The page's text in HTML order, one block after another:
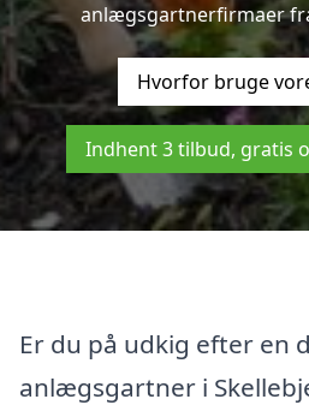
anlægsgartnerfirmaer
Hvorfor bruge
Indhent 3 tilbud, gratis
Er du på udkig efter en
anlægsgartner i